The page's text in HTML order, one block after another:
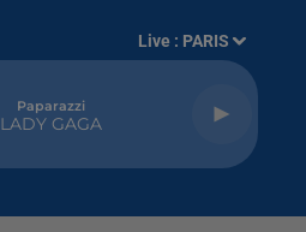
Live : PARIS
Paparazzi
LADY GAGA